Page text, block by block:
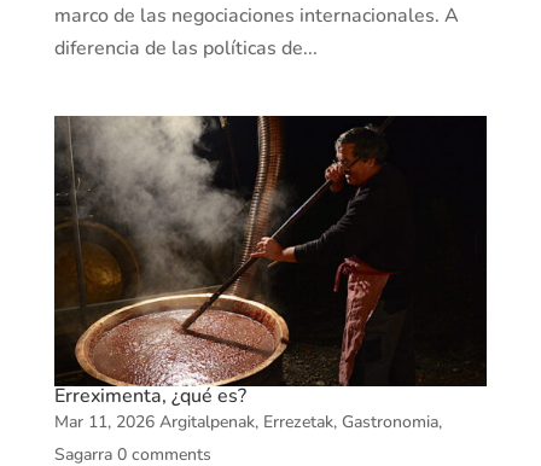
marco de las negociaciones internacionales. A
diferencia de las políticas de...
Erreximenta, ¿qué es?
Mar 11, 2026 Argitalpenak, Errezetak, Gastronomia,
Sagarra 0 comments